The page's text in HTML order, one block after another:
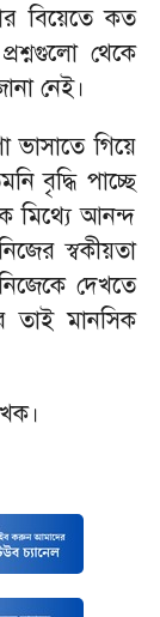
বিয়েতে কত
থেকে
নেই।
ভাসাতে গিয়ে
বৃদ্ধি পাচ্ছে
মিথ্যে আনন্দ
স্বকীয়তা
দেখতে
তাই মানসিক